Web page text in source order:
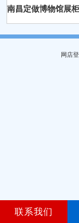
南昌定做博物馆展
网店
联系我们